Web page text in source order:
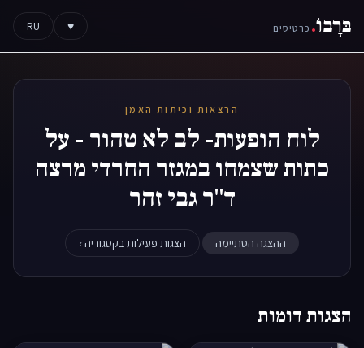
בּרָבוֹ. כרטיסים ♥
RU
הרצאות וכיתות האמן
לוח הופעות- לב לא טהור - על
כתות שצמחו במגזר החרדי מרצה
ד"ר גבי זהר
ההצגה הסתיימה הצגות פעילות בקטגוריה ›
הצגות דומות